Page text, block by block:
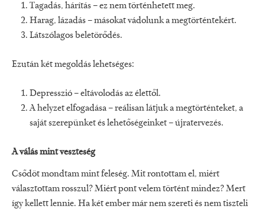
Tagadás, hárítás – ez nem történhetett meg.
Harag, lázadás – másokat vádolunk a megtörténtekért.
Látszólagos beletörődés.
Ezután két megoldás lehetséges:
Depresszió – eltávolodás az élettől.
A helyzet elfogadása – reálisan látjuk a megtörténteket, a
saját szerepünket és lehetőségeinket – újratervezés.
A válás mint veszteség
Csődöt mondtam mint feleség. Mit rontottam el, miért
választottam rosszul? Miért pont velem történt mindez? Mert
így kellett lennie. Ha két ember már nem szereti és nem tiszteli